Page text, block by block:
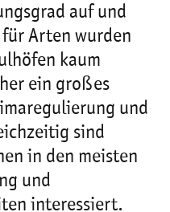
auf und
für Arten wurden
kaum
ein großes
und
sind
in den meisten
und
interessiert.